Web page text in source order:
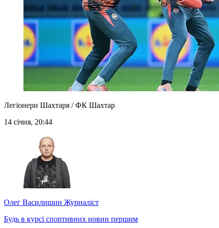
Легіонери Шахтаря / ФК Шахтар
14 січня, 20:44
Олег Василишин Журналіст
Будь в курсі спортивних новин першим